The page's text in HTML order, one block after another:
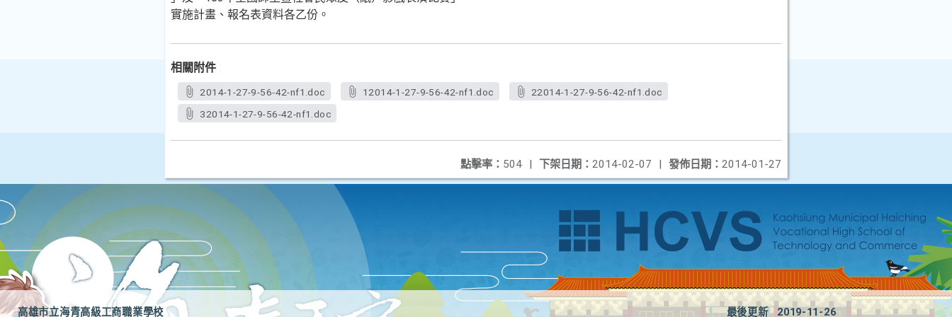
實施計畫、報名表資料各乙份。
相關附件
2014-1-27-9-56-42-nf1.doc 12014-1-27-9-56-42-nf1.doc
22014-1-27-9-56-42-nf1.doc
32014-1-27-9-56-42-nf1.doc
發佈日期： 2014-01-27
下架日期： 2014-02-07 |
點擊率： 504 |
高雄市立海青高級工商職業學校 最後更新 2019-11-26